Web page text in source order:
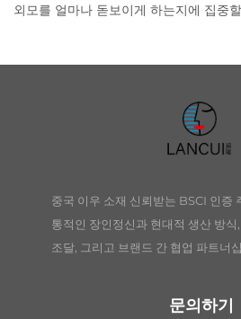
외모를 얼마나 돋보이게 하는지에 집중
중국 이우 소재 신뢰받는 BSCI 인증
통적인 장인정신과 현대적 생산 방식
조달, 그리고 브랜드 간 협업 파트너
문의하기